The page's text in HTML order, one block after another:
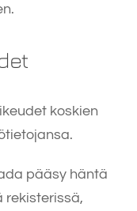
koskien
pääsy häntä
rekisterissä,